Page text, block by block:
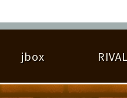
jbox RIVAL